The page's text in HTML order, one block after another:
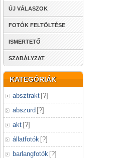
ÚJ VÁLASZOK
FOTÓK FELTÖLTÉSE
ISMERTETŐ
SZABÁLYZAT
KATEGÓRIÁK
absztrakt [?]
abszurd [?]
akt [?]
állatfotók [?]
barlangfotók [?]